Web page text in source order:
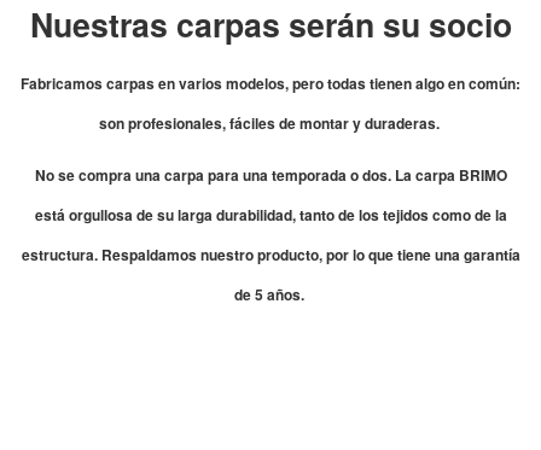
Nuestras carpas serán su socio
Fabricamos carpas en varios modelos, pero todas tienen algo en común:
son profesionales, fáciles de montar y duraderas.
No se compra una carpa para una temporada o dos. La carpa BRIMO
está orgullosa de su larga durabilidad, tanto de los tejidos como de la
estructura. Respaldamos nuestro producto, por lo que tiene una garantía
de 5 años.